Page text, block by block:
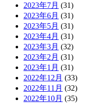
2023年7月 (31)
2023年6月 (31)
2023年5月 (31)
2023年4月 (31)
2023年3月 (32)
2023年2月 (31)
2023年1月 (31)
2022年12月 (33)
2022年11月 (32)
2022年10月 (35)